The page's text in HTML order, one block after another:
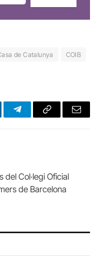
de Catalunya
COIB
TelegramCopy
Email
del Col·legi Oficial
de Barcelona